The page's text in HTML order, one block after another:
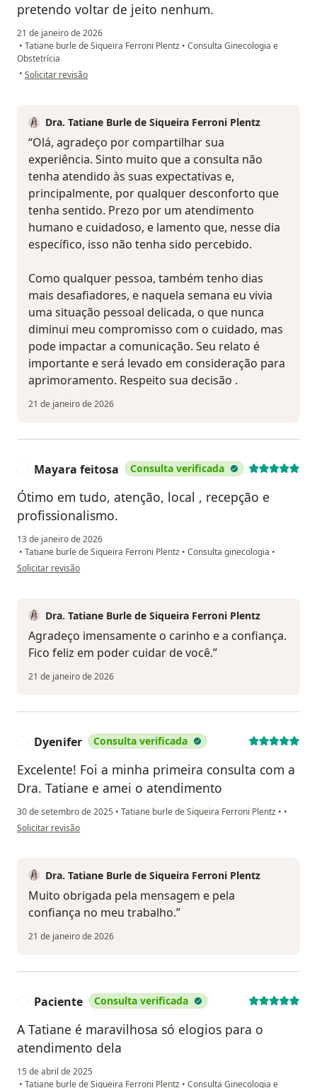
pretendo voltar de jeito nenhum.
21 de janeiro de 2026
• Tatiane burle de Siqueira Ferroni Plentz • Consulta Ginecologia e
Obstetrícia
• na opinião do utilizador L K
Solicitar revisão
Dra. Tatiane Burle de Siqueira Ferroni Plentz
“Olá, agradeço por compartilhar sua
experiência. Sinto muito que a consulta não
tenha atendido às suas expectativas e,
principalmente, por qualquer desconforto que
tenha sentido. Prezo por um atendimento
humano e cuidadoso, e lamento que, nesse dia
específico, isso não tenha sido percebido.
Como qualquer pessoa, também tenho dias
mais desafiadores, e naquela semana eu vivia
uma situação pessoal delicada, o que nunca
diminui meu compromisso com o cuidado, mas
pode impactar a comunicação. Seu relato é
importante e será levado em consideração para
aprimoramento. Respeito sua decisão .
21 de janeiro de 2026
Mayara feitosa Consulta verificada
Ótimo em tudo, atenção, local , recepção e
profissionalismo.
13 de janeiro de 2026
• Tatiane burle de Siqueira Ferroni Plentz • Consulta ginecologia •
na opinião do utilizador Mayara feitosa
Solicitar revisão
Dra. Tatiane Burle de Siqueira Ferroni Plentz
Agradeço imensamente o carinho e a confiança.
Fico feliz em poder cuidar de você.”
21 de janeiro de 2026
Dyenifer Consulta verificada
Excelente! Foi a minha primeira consulta com a
Dra. Tatiane e amei o atendimento
30 de setembro de 2025 • Tatiane burle de Siqueira Ferroni Plentz • •
na opinião do utilizador Dyenifer
Solicitar revisão
Dra. Tatiane Burle de Siqueira Ferroni Plentz
Muito obrigada pela mensagem e pela
confiança no meu trabalho.”
21 de janeiro de 2026
Paciente Consulta verificada
A Tatiane é maravilhosa só elogios para o
atendimento dela
15 de abril de 2025
• Tatiane burle de Siqueira Ferroni Plentz • Consulta Ginecologia e